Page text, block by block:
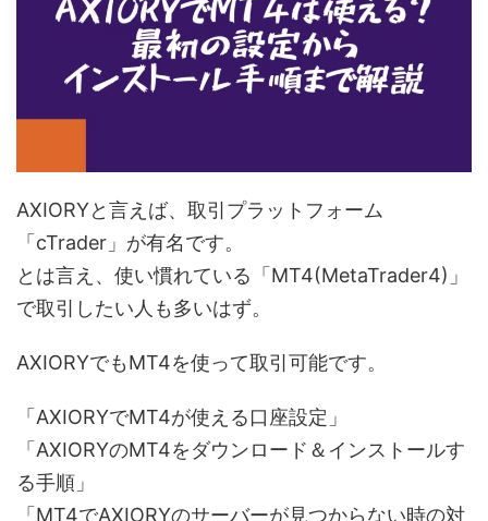
AXIORYと言えば、取引プラットフォーム
「cTrader」が有名です。
とは言え、使い慣れている「MT4(MetaTrader4)」
で取引したい人も多いはず。
AXIORYでもMT4を使って取引可能です。
「AXIORYでMT4が使える口座設定」
「AXIORYのMT4をダウンロード＆インストールす
る手順」
「MT4でAXIORYのサーバーが見つからない時の対